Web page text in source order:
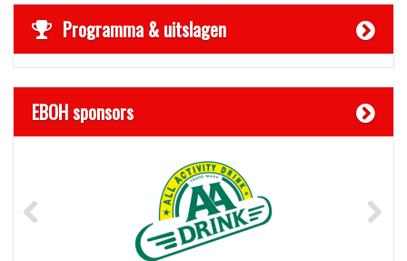
Programma & uitslagen
EBOH sponsors